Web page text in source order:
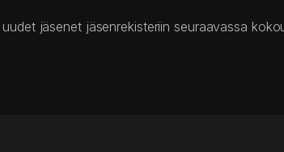
jäsenet jäsenrekisteriin seuraavassa